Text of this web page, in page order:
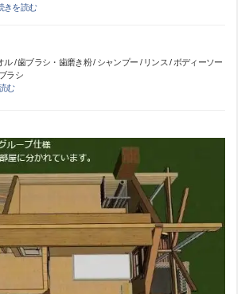
きを読む
ル / 歯ブラシ・歯磨き粉 / シャンプー / リンス / ボディーソー
ラシ
む